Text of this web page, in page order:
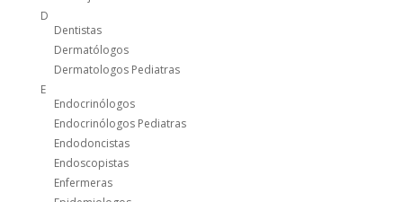
D
Dentistas
Dermatólogos
Dermatologos Pediatras
E
Endocrinólogos
Endocrinólogos Pediatras
Endodoncistas
Endoscopistas
Enfermeras